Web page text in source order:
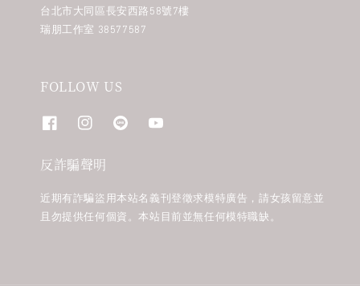
台北市大同區長安西路58號7樓
瑞朋工作室 38577587
FOLLOW US
反詐騙聲明
近期有詐騙盜用本站名義刊登徵求模特廣告，請女孩留意並
且勿提供任何個資。本站目前並無任何模特職缺。